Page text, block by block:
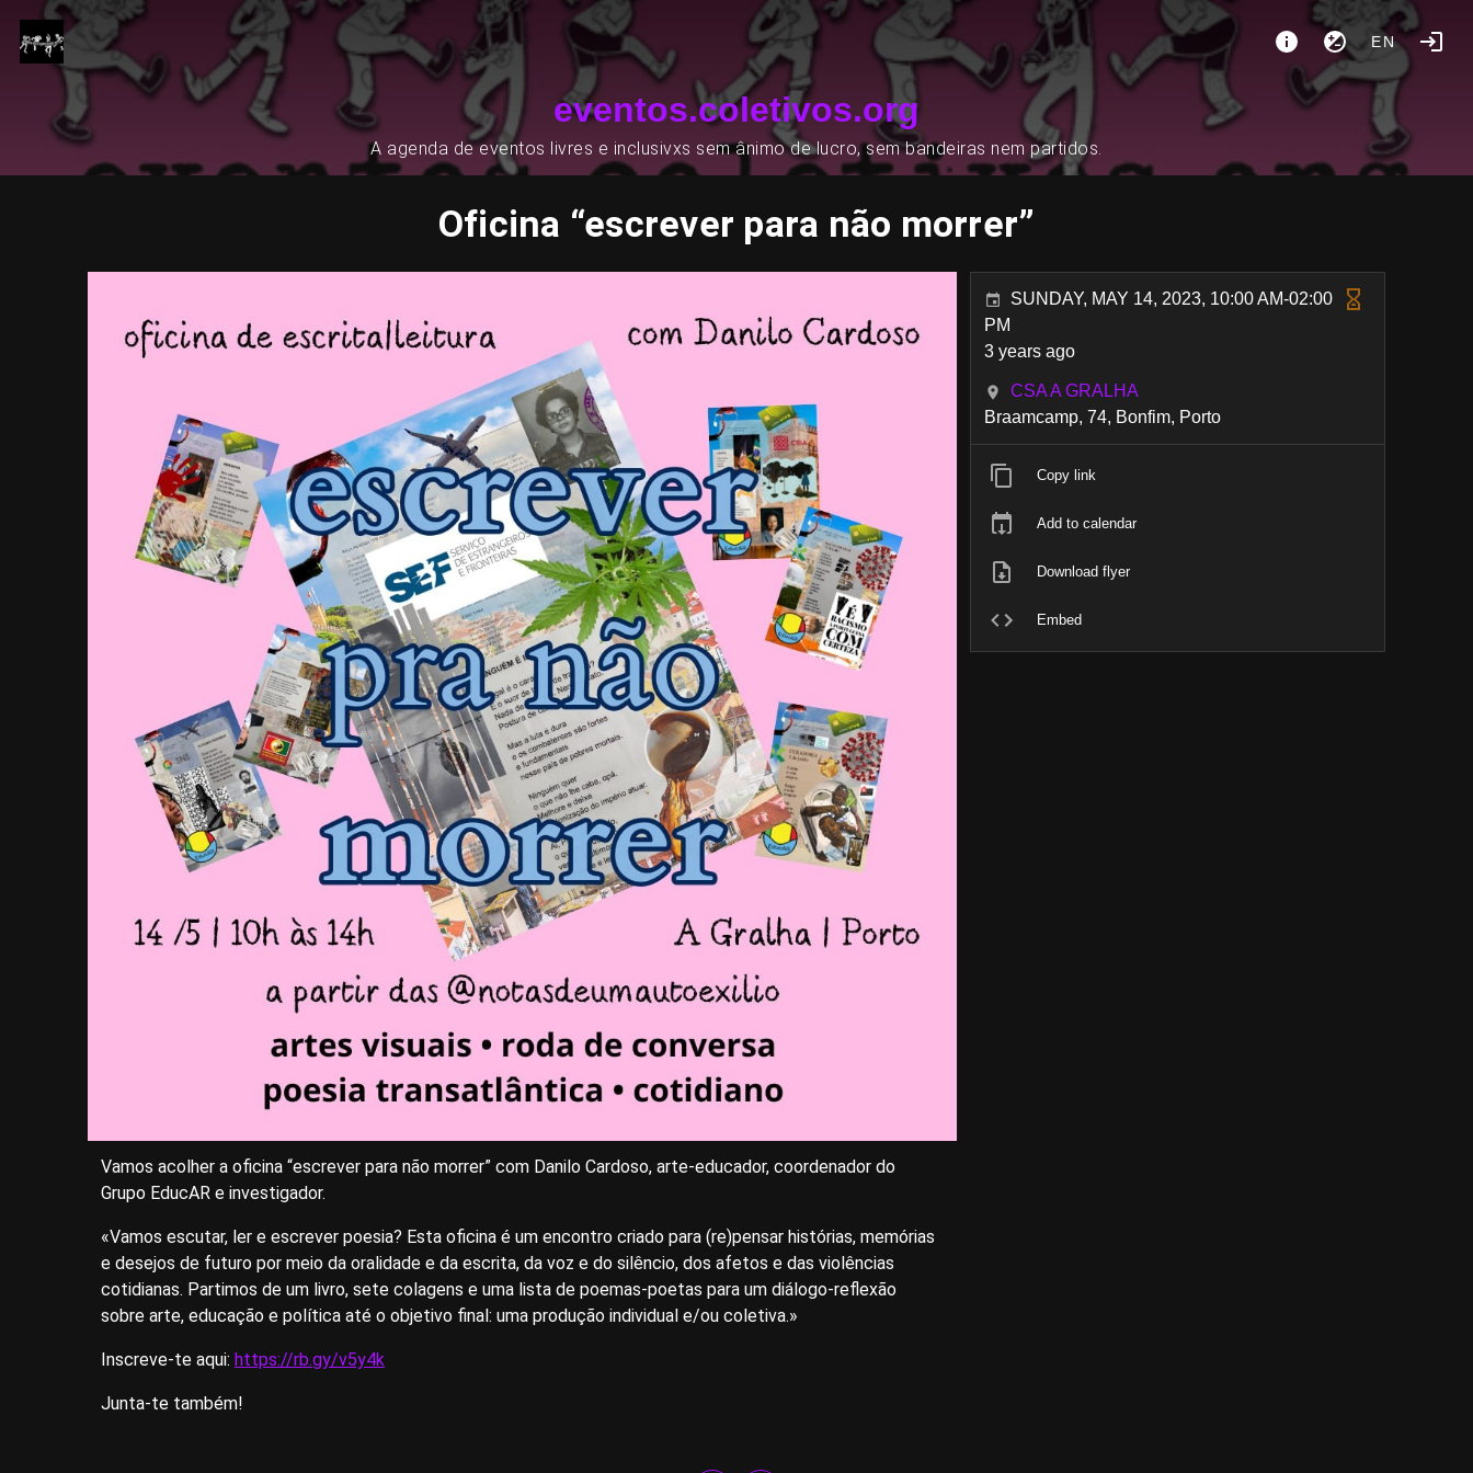
EN
eventos.coletivos.org
A agenda de eventos livres e inclusivxs sem ânimo de lucro, sem bandeiras nem partidos.
Oficina “escrever para não morrer”
Vamos acolher a oficina “escrever para não morrer” com Danilo Cardoso, arte-educador, coordenador do
Grupo EducAR e investigador.
«Vamos escutar, ler e escrever poesia? Esta oficina é um encontro criado para (re)pensar histórias, memórias
e desejos de futuro por meio da oralidade e da escrita, da voz e do silêncio, dos afetos e das violências
cotidianas. Partimos de um livro, sete colagens e uma lista de poemas-poetas para um diálogo-reflexão
sobre arte, educação e política até o objetivo final: uma produção individual e/ou coletiva.»
Inscreve-te aqui: https://rb.gy/v5y4k
Junta-te também!
SUNDAY, MAY 14, 2023, 10:00 AM-02:00
PM
3 years ago
CSA A GRALHA
Braamcamp, 74, Bonfim, Porto
Copy link
Add to calendar
Download flyer
Embed